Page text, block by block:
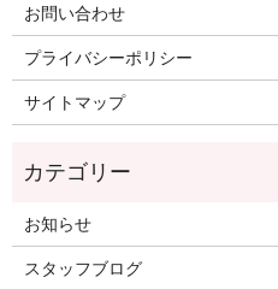
お問い合わせ
プライバシーポリシー
サイトマップ
お知らせ
スタッフブログ